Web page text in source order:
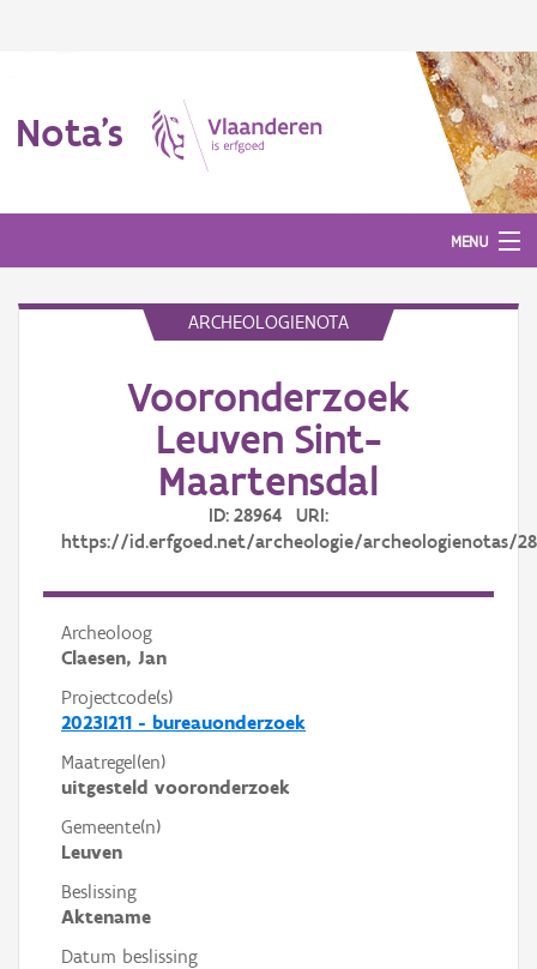
Nota's
MENU
ARCHEOLOGIENOTA
Vooronderzoek
Leuven Sint-
Maartensdal
ID: 28964 URI:
https://id.erfgoed.net/archeologie/archeologienotas/
Archeoloog
Claesen, Jan
Projectcode(s)
2023I211 - bureauonderzoek
Maatregel(en)
uitgesteld vooronderzoek
Gemeente(n)
Leuven
Beslissing
Aktename
Datum beslissing